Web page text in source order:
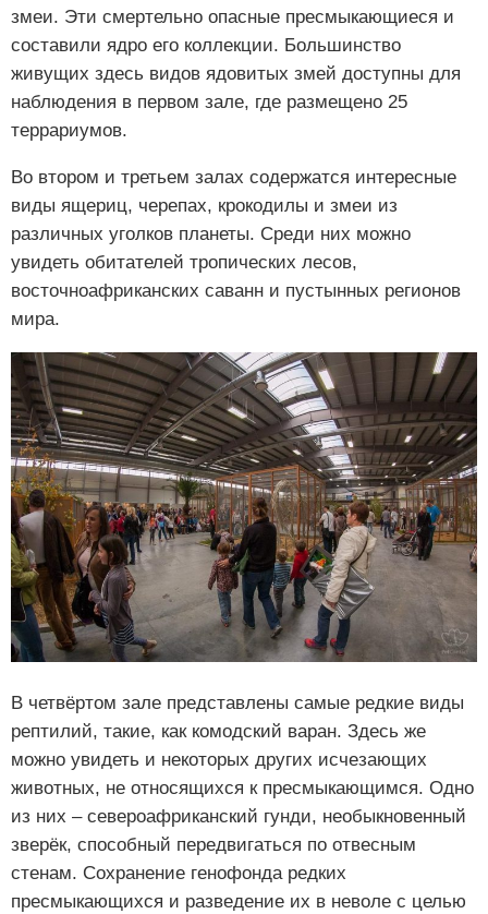
змеи. Эти смертельно опасные пресмыкающиеся и
составили ядро его коллекции. Большинство
живущих здесь видов ядовитых змей доступны для
наблюдения в первом зале, где размещено 25
террариумов.
Во втором и третьем залах содержатся интересные
виды ящериц, черепах, крокодилы и змеи из
различных уголков планеты. Среди них можно
увидеть обитателей тропических лесов,
восточноафриканских саванн и пустынных регионов
мира.
В четвёртом зале представлены самые редкие виды
рептилий, такие, как комодский варан. Здесь же
можно увидеть и некоторых других исчезающих
животных, не относящихся к пресмыкающимся. Одно
из них – североафриканский гунди, необыкновенный
зверёк, способный передвигаться по отвесным
стенам. Сохранение генофонда редких
пресмыкающихся и разведение их в неволе с целью